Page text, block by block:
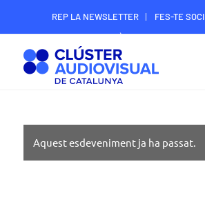
REP LA NEWSLETTER FES-TE SOCI
ÀREA DIGITAL SOCIS
Aquest esdeveniment ja ha passat.